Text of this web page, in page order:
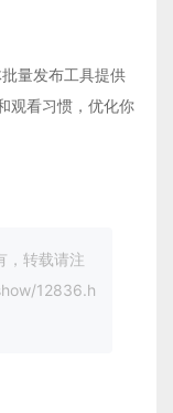
量发布工具提供
观看习惯，优化你
，转载请注
12836.h